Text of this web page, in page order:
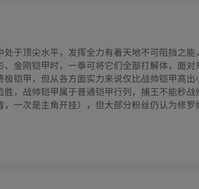
于顶尖水平，发挥全力有着天地不可阻挡之
金刚铠甲时，一拳可将它们全部打解体，面
铠甲，但从各方面实力来说仅比战帅铠甲高
，战帅铠甲属于普通铠甲行列，捕王不能秒
一次是主角开挂），但大部分粉丝仍认为修罗